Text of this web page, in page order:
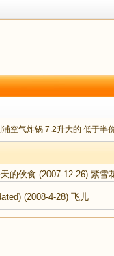
浦空气炸锅 7.2升大的 低于半
的伙食 (2007-12-26) 紫雪
(2008-4-28) 飞儿